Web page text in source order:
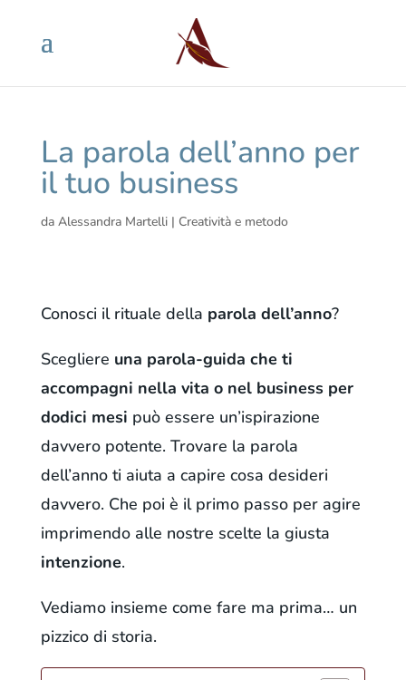
La parola dell’anno per
il tuo business
da Alessandra Martelli| Creatività e metodo
Conosci il rituale della parola dell’anno?
Scegliere una parola-guida che ti
accompagni nella vita o nel business per
dodici mesi può essere un’ispirazione
davvero potente. Trovare la parola
dell’anno ti aiuta a capire cosa desideri
davvero. Che poi è il primo passo per agire
imprimendo alle nostre scelte la giusta
intenzione.
Vediamo insieme come fare ma prima… un
pizzico di storia.